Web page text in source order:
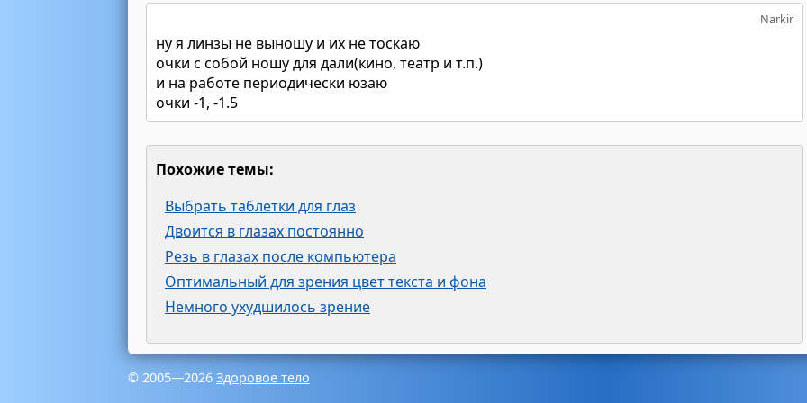
Narkir
ну я линзы не выношу и их не тоскаю
очки с собой ношу для дали(кино, театр и т.п.)
и на работе периодически юзаю
очки -1, -1.5
Похожие темы:
Выбрать таблетки для глаз
Двоится в глазах постоянно
Резь в глазах после компьютера
Оптимальный для зрения цвет текста и фона
Немного ухудшилось зрение
© 2005—2026 Здоровое тело